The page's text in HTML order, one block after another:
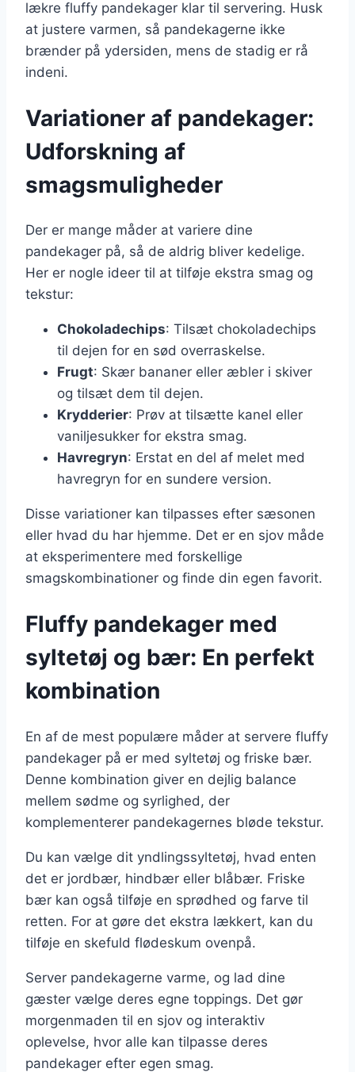
lækre fluffy pandekager klar til servering. Husk
at justere varmen, så pandekagerne ikke
brænder på ydersiden, mens de stadig er rå
indeni.
Variationer af pandekager:
Udforskning af
smagsmuligheder
Der er mange måder at variere dine
pandekager på, så de aldrig bliver kedelige.
Her er nogle ideer til at tilføje ekstra smag og
tekstur:
Chokoladechips: Tilsæt chokoladechips
til dejen for en sød overraskelse.
Frugt: Skær bananer eller æbler i skiver
og tilsæt dem til dejen.
Krydderier: Prøv at tilsætte kanel eller
vaniljesukker for ekstra smag.
Havregryn: Erstat en del af melet med
havregryn for en sundere version.
Disse variationer kan tilpasses efter sæsonen
eller hvad du har hjemme. Det er en sjov måde
at eksperimentere med forskellige
smagskombinationer og finde din egen favorit.
Fluffy pandekager med
syltetøj og bær: En perfekt
kombination
En af de mest populære måder at servere fluffy
pandekager på er med syltetøj og friske bær.
Denne kombination giver en dejlig balance
mellem sødme og syrlighed, der
komplementerer pandekagernes bløde tekstur.
Du kan vælge dit yndlingssyltetøj, hvad enten
det er jordbær, hindbær eller blåbær. Friske
bær kan også tilføje en sprødhed og farve til
retten. For at gøre det ekstra lækkert, kan du
tilføje en skefuld flødeskum ovenpå.
Server pandekagerne varme, og lad dine
gæster vælge deres egne toppings. Det gør
morgenmaden til en sjov og interaktiv
oplevelse, hvor alle kan tilpasse deres
pandekager efter egen smag.